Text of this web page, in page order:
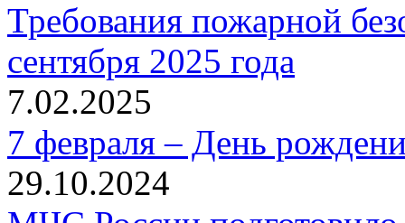
Требования пожарной
сентября 2025 года
7.02.2025
7 февраля – День
29.10.2024